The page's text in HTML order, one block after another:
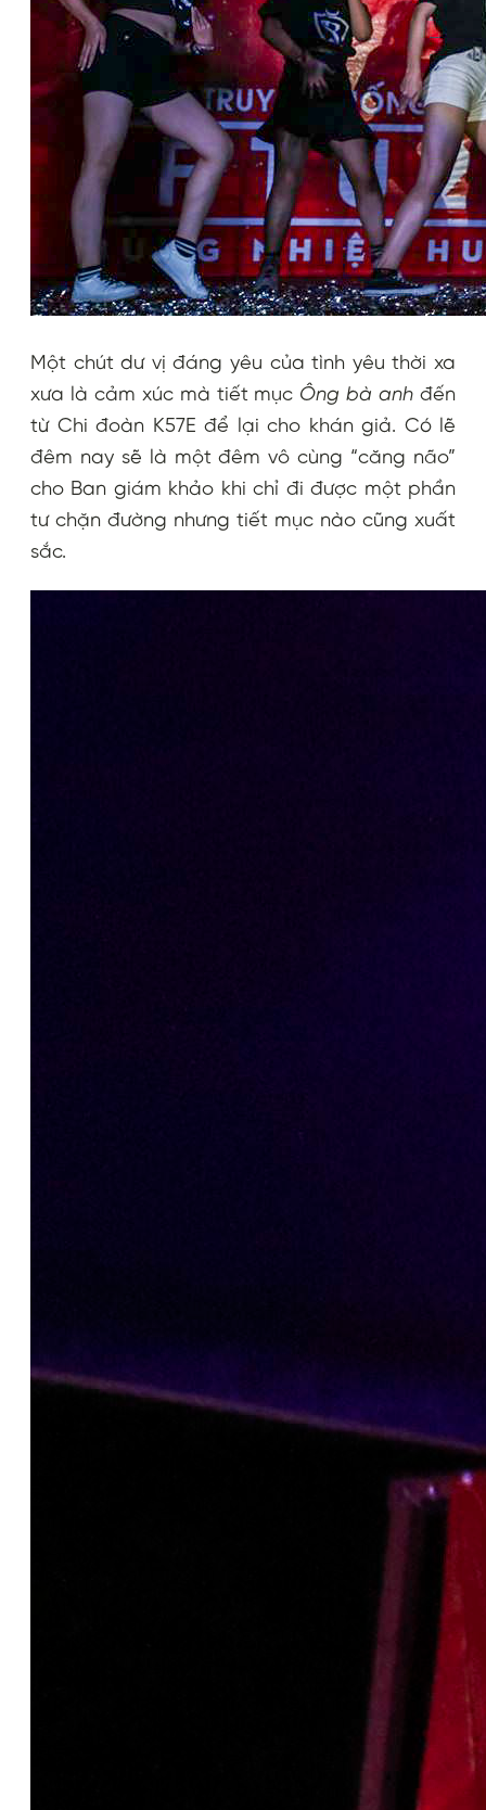
Một chút dư vị đáng yêu của tình yêu thời xa
xưa là cảm xúc mà tiết mục Ông bà anh đến
từ Chi đoàn K57E để lại cho khán giả. Có lẽ
đêm nay sẽ là một đêm vô cùng “căng não”
cho Ban giám khảo khi chỉ đi được một phần
tư chặn đường nhưng tiết mục nào cũng xuất
sắc.